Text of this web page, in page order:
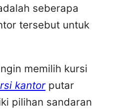
seberapa
tersebut untuk
memilih kursi
kantor putar
pilihan sandaran